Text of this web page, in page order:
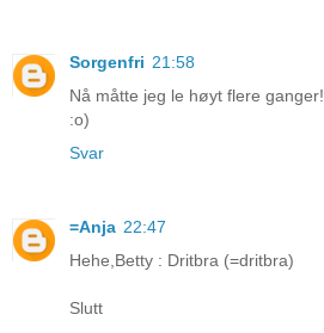
Sorgenfri 21:58
Nå måtte jeg le høyt flere ganger!
:o)
Svar
=Anja 22:47
Hehe,Betty : Dritbra (=dritbra)
Slutt